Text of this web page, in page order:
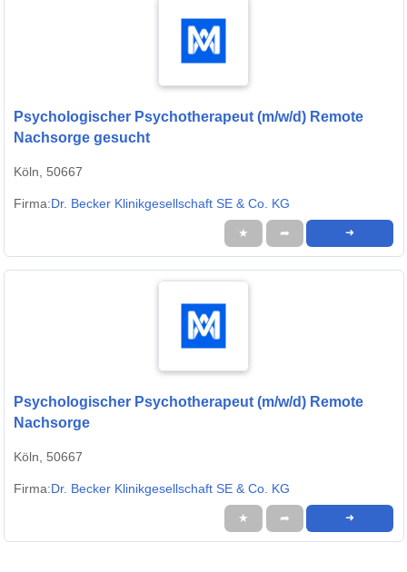
Psychologischer Psychotherapeut (m/w/d) Remote
Nachsorge gesucht
Köln, 50667
Firma:Dr. Becker Klinikgesellschaft SE & Co. KG
★ ➦ ➜
Psychologischer Psychotherapeut (m/w/d) Remote
Nachsorge
Köln, 50667
Firma:Dr. Becker Klinikgesellschaft SE & Co. KG
★ ➦ ➜